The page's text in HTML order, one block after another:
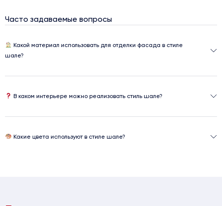
Часто задаваемые вопросы
Какой материал использовать для отделки фасада в стиле
шале?
В каком интерьере можно реализовать стиль шале?
Какие цвета используют в стиле шале?